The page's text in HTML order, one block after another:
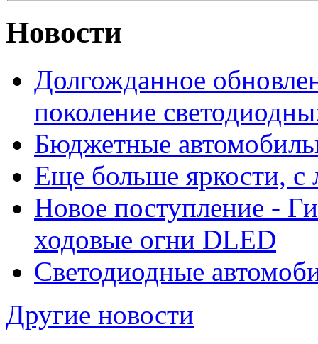
Новости
Долгожданное
поколение
Бюджетные
Еще больше яркости,
Новое поступление -
ходовые огни DLED
Светодиодные
Другие новости